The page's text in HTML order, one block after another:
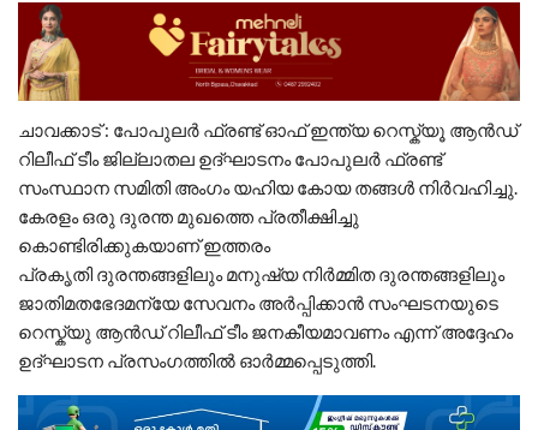
ചാവക്കാട് : പോപുലർ ഫ്രണ്ട് ഓഫ് ഇന്ത്യ റെസ്ക്യൂ ആൻഡ്
റിലീഫ് ടീം ജില്ലാതല ഉദ്ഘാടനം പോപുലർ ഫ്രണ്ട്
സംസ്ഥാന സമിതി അംഗം യഹിയ കോയ തങ്ങൾ നിർവഹിച്ചു.
കേരളം ഒരു ദുരന്ത മുഖത്തെ പ്രതീക്ഷിച്ചു
കൊണ്ടിരിക്കുകയാണ് ഇത്തരം
പ്രകൃതി ദുരന്തങ്ങളിലും മനുഷ്യ നിർമ്മിത ദുരന്തങ്ങളിലും
ജാതിമതഭേദമന്യേ സേവനം അർപ്പിക്കാൻ സംഘടനയുടെ
റെസ്ക്യു ആൻഡ് റിലീഫ് ടീം ജനകീയമാവണം എന്ന് അദ്ദേഹം
ഉദ്ഘാടന പ്രസംഗത്തിൽ ഓർമ്മപ്പെടുത്തി.